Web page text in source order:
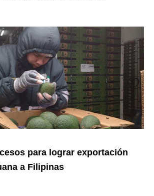
para lograr exportación
a Filipinas